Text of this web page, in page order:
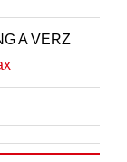
A VERZ